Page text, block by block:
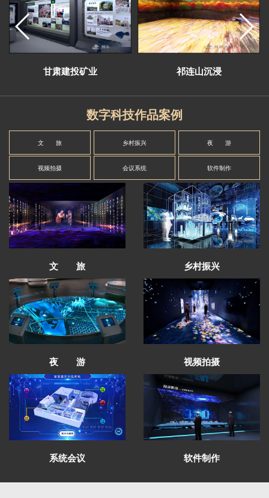
甘肃建投矿业 祁连山沉浸
数字科技作品案例
文 旅 乡村振兴 夜 游
视频拍摄 会议系统 软件制作
文 旅 乡村振兴
夜 游 视频拍摄
系统会议 软件制作
红西路军在祁连纪念馆有序施工
青海卫校校史馆项目圆满完工
芳菲大地展览完成中国铁路安全警示教育馆